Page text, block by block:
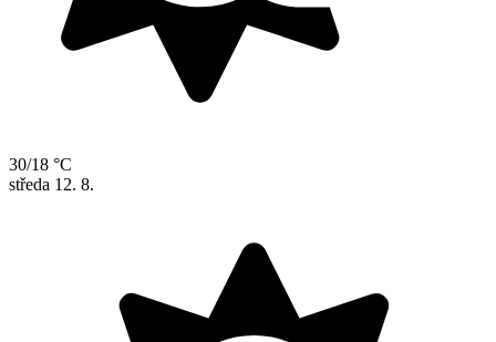
30/18 °C
středa 12. 8.